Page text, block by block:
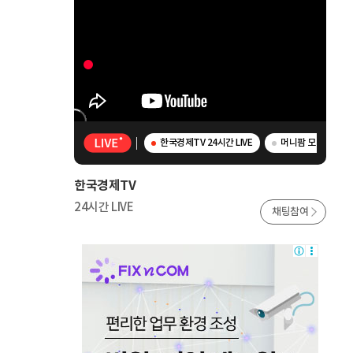
한국경제TV 24시간 LIVE 머니팜 모닝라이브
한국경제TV
24시간 LIVE 채팅참여